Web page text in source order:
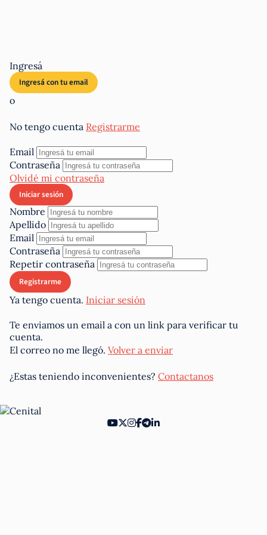
Ingresá
o
No tengo cuenta Registrarme
Email
Contraseña
Olvidé mi contraseña
Nombre
Apellido
Email
Contraseña
Repetir contraseña
Ya tengo cuenta. Iniciar sesión
Te enviamos un email a con un link para verificar tu
cuenta.
El correo no me llegó. Volver a enviar
¿Estas teniendo inconvenientes? Contactanos